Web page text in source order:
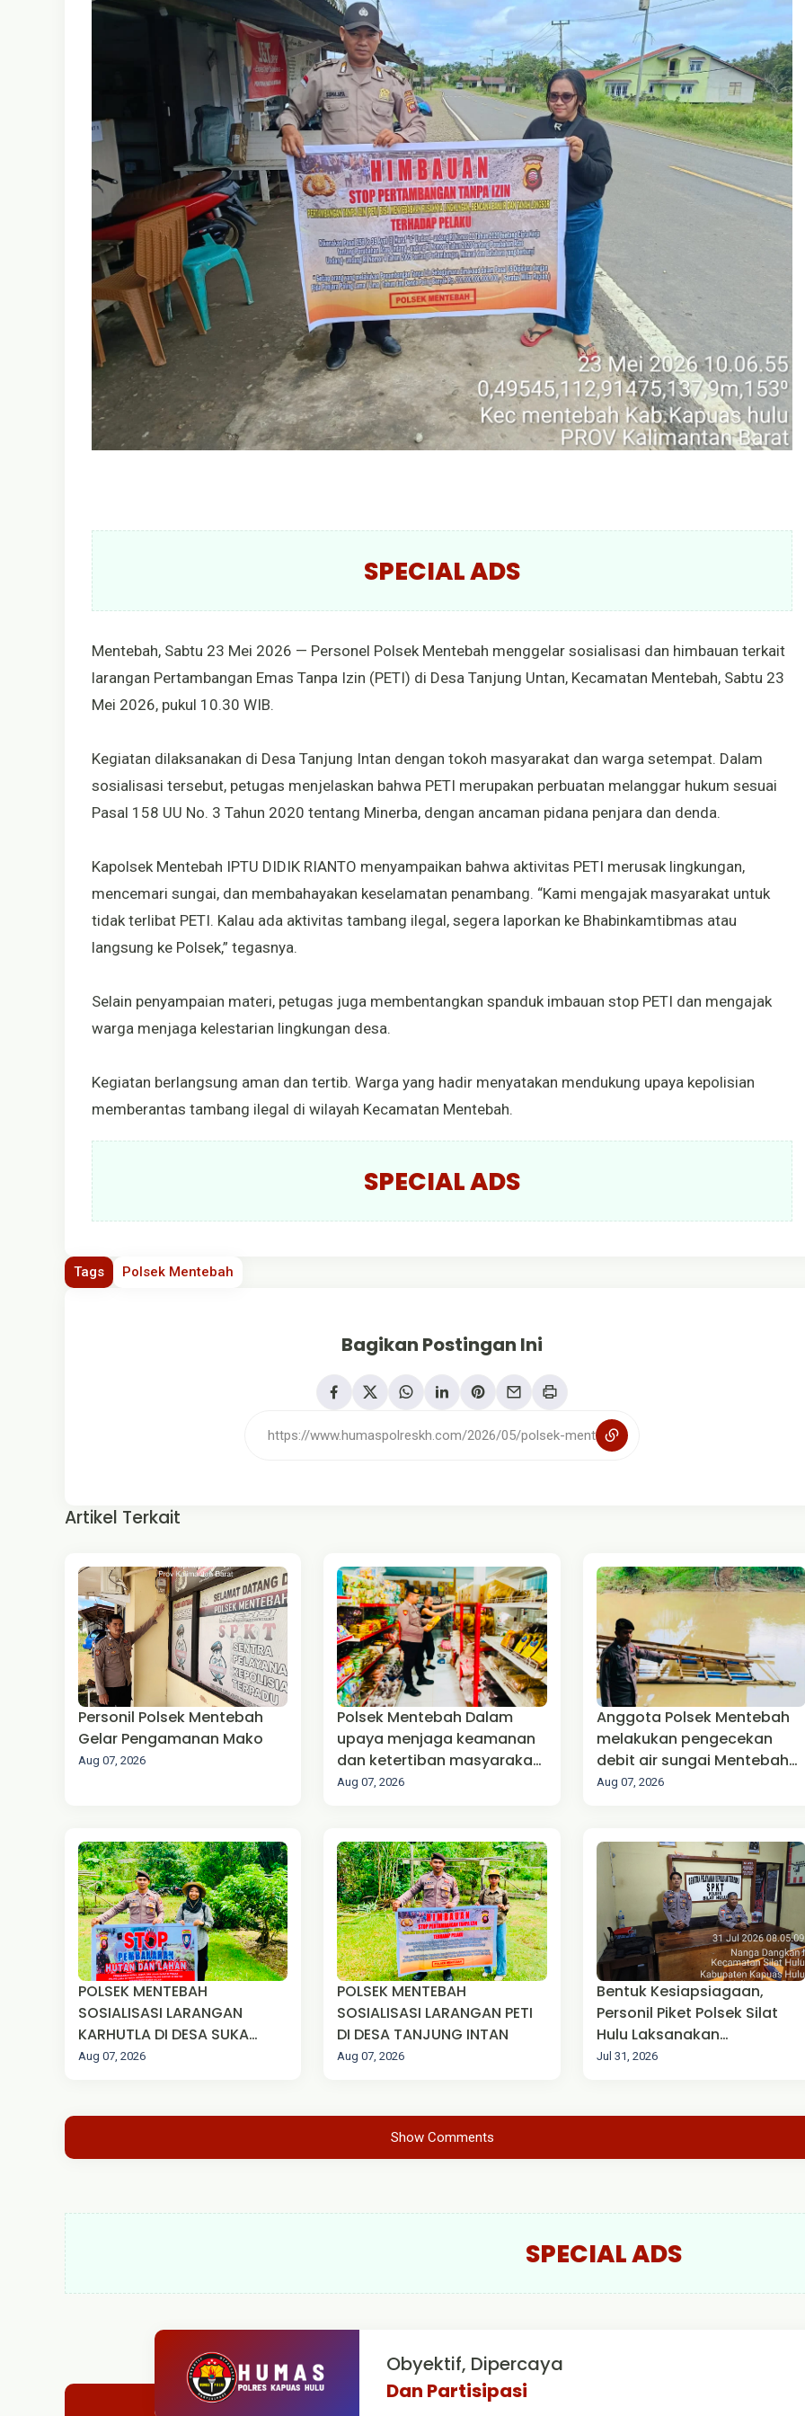
SPECIAL ADS
Mentebah, Sabtu 23 Mei 2026 — Personel Polsek Mentebah menggelar sosialisasi dan himbauan terkait
larangan Pertambangan Emas Tanpa Izin (PETI) di Desa Tanjung Untan, Kecamatan Mentebah, Sabtu 23
Mei 2026, pukul 10.30 WIB.
Kegiatan dilaksanakan di Desa Tanjung Intan dengan tokoh masyarakat dan warga setempat. Dalam
sosialisasi tersebut, petugas menjelaskan bahwa PETI merupakan perbuatan melanggar hukum sesuai
Pasal 158 UU No. 3 Tahun 2020 tentang Minerba, dengan ancaman pidana penjara dan denda.
Kapolsek Mentebah IPTU DIDIK RIANTO menyampaikan bahwa aktivitas PETI merusak lingkungan,
mencemari sungai, dan membahayakan keselamatan penambang. “Kami mengajak masyarakat untuk
tidak terlibat PETI. Kalau ada aktivitas tambang ilegal, segera laporkan ke Bhabinkamtibmas atau
langsung ke Polsek,” tegasnya.
Selain penyampaian materi, petugas juga membentangkan spanduk imbauan stop PETI dan mengajak
warga menjaga kelestarian lingkungan desa.
Kegiatan berlangsung aman dan tertib. Warga yang hadir menyatakan mendukung upaya kepolisian
memberantas tambang ilegal di wilayah Kecamatan Mentebah.
SPECIAL ADS
Tags Polsek Mentebah
Bagikan Postingan Ini
Artikel Terkait
‎Personil Polsek Mentebah
Gelar Pengamanan Mako
Aug 07, 2026
Polsek Mentebah Dalam
upaya menjaga keamanan
dan ketertiban masyarakat
(Harkamtibmas)
Aug 07, 2026
Anggota Polsek Mentebah
melakukan pengecekan
debit air sungai Mentebah
Kecamatan Mentebah
Aug 07, 2026
‎POLSEK MENTEBAH
SOSIALISASI LARANGAN
KARHUTLA DI DESA SUKA
MAJU
Aug 07, 2026
POLSEK MENTEBAH
SOSIALISASI LARANGAN PETI
DI DESA TANJUNG INTAN
Aug 07, 2026
Bentuk Kesiapsiagaan,
Personil Piket Polsek Silat
Hulu Laksanakan
Pengamanan Mako
Jul 31, 2026
Show Comments
SPECIAL ADS
Obyektif, Dipercaya
Dan Partisipasi